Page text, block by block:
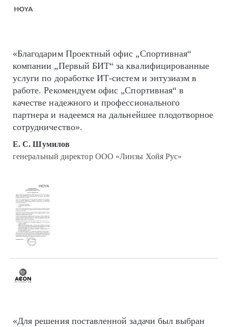
«Благодарим Проектный офис „Спортивная“
компании „Первый БИТ“ за квалифицированные
услуги по доработке ИТ-систем и энтузиазм в
работе. Рекомендуем офис „Спортивная“ в
качестве надежного и профессионального
партнера и надеемся на дальнейшее плодотворное
сотрудничество».
Е. С. Шумилов
генеральный директор ООО «Линзы Хойя Рус»
«Для решения поставленной задачи был выбран